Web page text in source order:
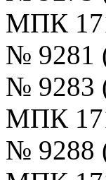
МПК
№ 9281
№ 9283
МПК
№ 9288